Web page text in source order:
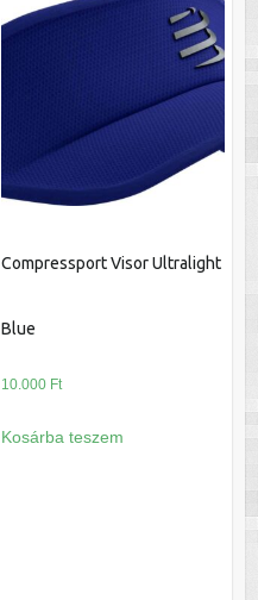
Compressport Visor Ultralight
Blue
10.000 Ft
Kosárba teszem